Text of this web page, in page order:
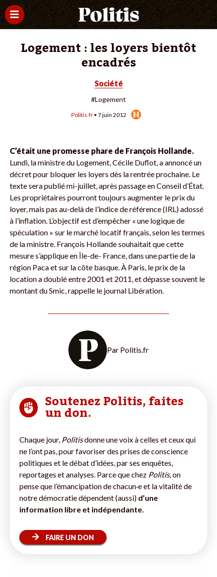
Logement : les loyers bientôt
encadrés
Société
#Logement
Politis.fr • 7 juin 2012
C’était une promesse phare de François Hollande.
Lundi, la ministre du Logement, Cécile Duflot, a annoncé un
décret pour bloquer les loyers dès la rentrée prochaine. Le
texte sera publié mi-juillet, après passage en Conseil d’État.
Les propriétaires pourront toujours augmenter le prix du
loyer, mais pas au-delà de l’indice de référence (IRL) adossé
à l’inflation. L’objectif est d’empêcher « une logique de
spéculation » sur le marché locatif français, selon les termes
de la ministre. François Hollande souhaitait que cette
mesure s’applique en Île-de- France, dans une partie de la
région Paca et sur la côte basque. À Paris, le prix de la
location a doublé entre 2001 et 2011, et dépasse souvent le
montant du Smic, rappelle le journal Libération.
Par Politis.fr
Soutenez Politis, faites
un don.
Chaque jour, Politisdonne une voix à celles et ceux qui
ne l’ont pas, pour favoriser des prises de conscience
politiques et le débat d’idées, par ses enquêtes,
reportages et analyses. Parce que chez Politis,on
pense que l’émancipation de chacun·e et la vitalité de
notre démocratie dépendent (aussi) d’une
information libre et indépendante.
FAIRE UN DON